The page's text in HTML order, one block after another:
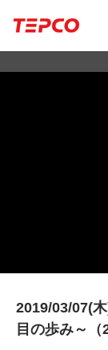
2019/03/07(
目の歩み～（